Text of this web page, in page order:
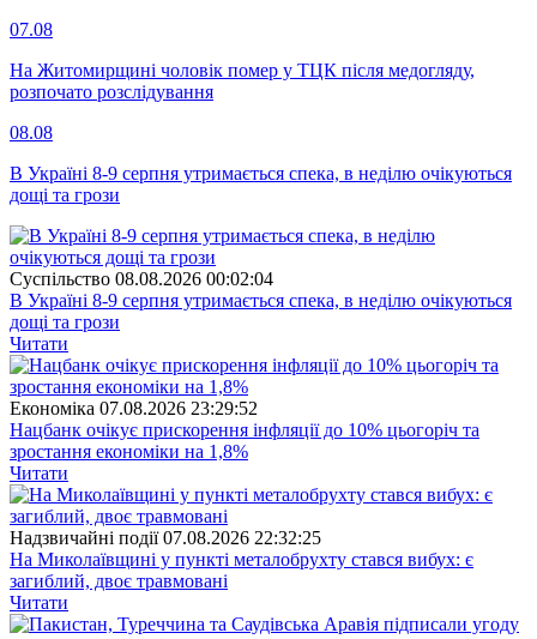
07.08
На Житомирщині чоловік помер у ТЦК після медогляду,
розпочато розслідування
08.08
В Україні 8-9 серпня утримається спека, в неділю очікуються
дощі та грози
Суспiльство 08.08.2026 00:02:04
В Україні 8-9 серпня утримається спека, в неділю очікуються
дощі та грози
Читати
Економіка 07.08.2026 23:29:52
Нацбанк очікує прискорення інфляції до 10% цьогоріч та
зростання економіки на 1,8%
Читати
Надзвичайні події 07.08.2026 22:32:25
На Миколаївщині у пункті металобрухту стався вибух: є
загиблий, двоє травмовані
Читати